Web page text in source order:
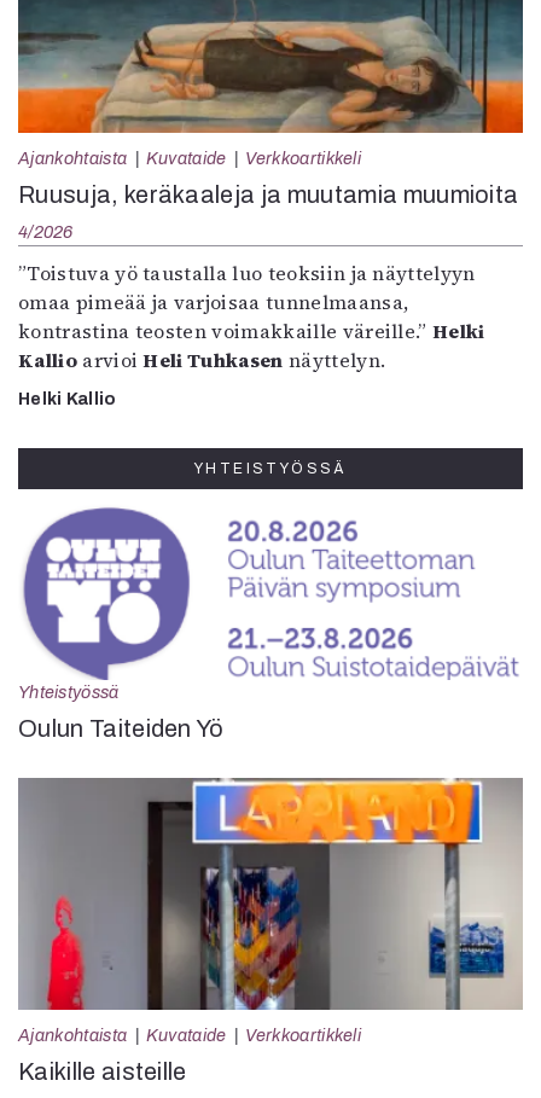
Ajankohtaista Kuvataide Verkkoartikkeli
Ruusuja, keräkaaleja ja muutamia muumioita
4/2026
”Toistuva yö taustalla luo teoksiin ja näyttelyyn
omaa pimeää ja varjoisaa tunnelmaansa,
kontrastina teosten voimakkaille väreille.”Helki
KallioarvioiHeli Tuhkasen näyttelyn.
Helki Kallio
YHTEISTYÖSSÄ
Yhteistyössä
Oulun Taiteiden Yö
Ajankohtaista Kuvataide Verkkoartikkeli
Kaikille aisteille